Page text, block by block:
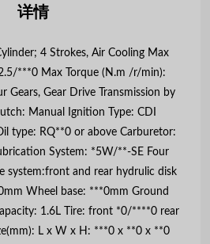
详情
4 Strokes, Air Cooling Max
***0 Max Torque (N.m /r/min):
Gears, Gear Drive Transmission by
Manual Ignition Type: CDI
type: RQ**0 or above Carburetor:
System: *5W/**-SE Four
system:front and rear hydrulic disk
Wheel base: ***0mm Ground
1.6L Tire: front *0/****0 rear
L x W x H: ***0 x **0 x **0